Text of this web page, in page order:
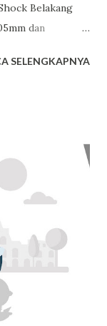
Belakang
dan
305mm: 1.
330mm yaitu
Injeksi 3. X
standar
ukuran
juga
SELENGKAPNYA